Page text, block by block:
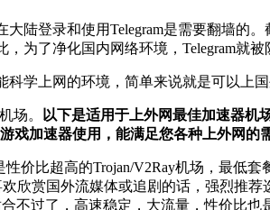
陆登录和使用Telegram是需要翻墙的
为了净化国内网络环境，Telegram就被
学上网的环境，简单来说就是可以上
场。
以下是适用于上外网最佳加速器机
戏加速器使用，能满足您各种上外网的
价比超高的Trojan/V2Ray机场，最低
欣赏国外流媒体或追剧的话，强烈推
不过了，高速稳定，大流量，性价比